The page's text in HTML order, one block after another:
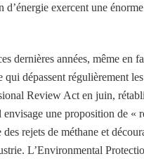
exercent une
dernières années, même en
dépassent régulièrement
Review Act en juin,
une proposition de «
rejets de méthane et
L’Environmental